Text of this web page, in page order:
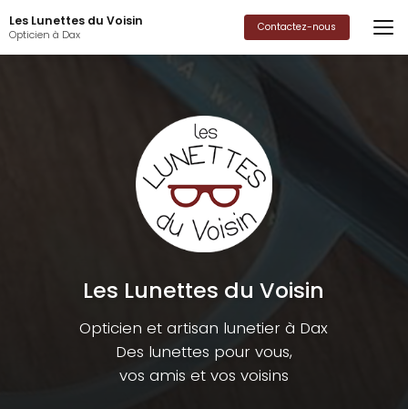
au
contenu
principal
Les Lunettes du Voisin
Opticien à Dax Contactez-nous
Les Lunettes du Voisin
Opticien et artisan lunetier à Dax
Des lunettes pour vous,
vos amis et vos voisins